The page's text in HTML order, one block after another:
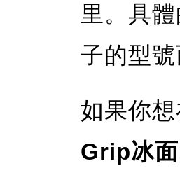
里。具
子的型
如果你
Grip冰